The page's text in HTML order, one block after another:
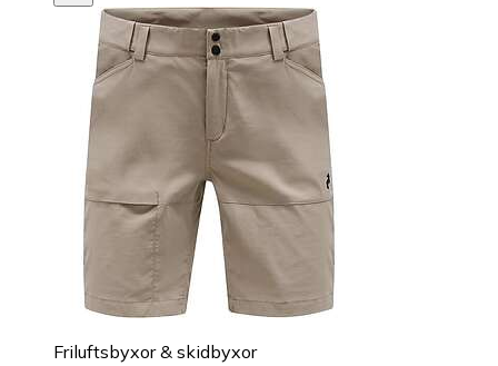
Friluftsbyxor & skidbyxor